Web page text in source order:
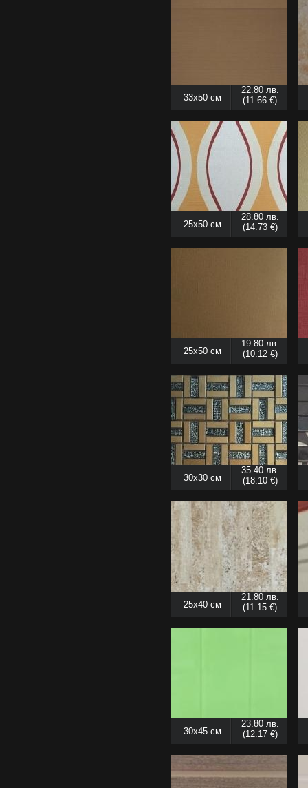
33x50 см
22.80 лв.
(11.66 €)
25x50 см
28.80 лв.
(14.73 €)
25x50 см
19.80 лв.
(10.12 €)
30x30 см
35.40 лв.
(18.10 €)
25x40 см
21.80 лв.
(11.15 €)
30x45 см
23.80 лв.
(12.17 €)